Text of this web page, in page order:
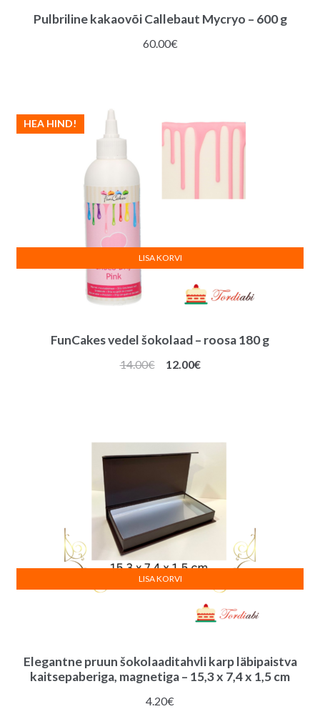
Pulbriline kakaovõi Callebaut Mycryo – 600 g
60.00€
FunCakes vedel šokolaad – roosa 180 g
HEA HIND!
14.00€
Algne
12.00€Praegune
LISA KORVI
Elegantne pruun šokolaaditahvli karp läbipaistva
kaitsepaberiga, magnetiga – 15,3 x 7,4 x 1,5 cm
4.20€
LISA KORVI